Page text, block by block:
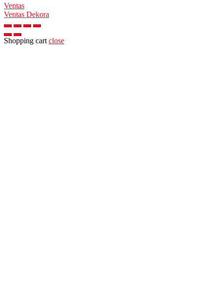
Ventas
Ventas Dekora
Shopping cart close